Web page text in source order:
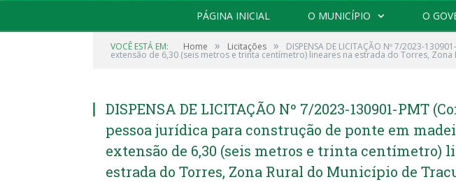
PÁGINA INICIAL O MUNICÍPIO O
VOCÊ ESTÁ EM: Home » Licitações » DISPENSA DE LICITAÇÃO Nº 7/2023-
extensão de 6,30 (seis metros e trinta centímetro) lineares na estrada do Torres, Zona
DISPENSA DE LICITAÇÃO Nº 7/2023-130901-PMT
pessoa jurídica para construção de ponte em
extensão de 6,30 (seis metros e trinta centímetro)
estrada do Torres, Zona Rural do Município de